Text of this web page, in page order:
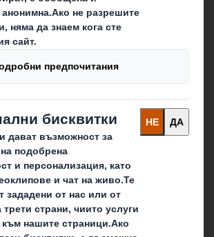
защото осъзнаваме, че
да играят важна роля в
Кои сме ние
За DS Smith
Paper
Smith обединение
Устойчивост
Медии